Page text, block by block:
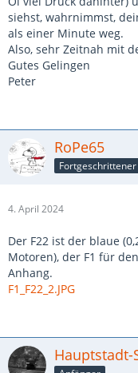
siehst, wahrnimmst,
als einer Minute weg.
Also, sehr Zeitnah mit
Gutes Gelingen
Peter
RoPe65
Fortgeschrittener
4. April 2024
Der F22 ist der blaue
Motoren), der F1 für
Anhang.
F1_F22_2.JPG
Hauptstadt-